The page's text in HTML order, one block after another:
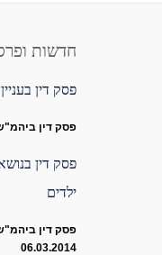
חדשות
פסק דין
פסק דין ביהמ"ש
ילדים
פסק דין ביהמ"ש
06.03.2014